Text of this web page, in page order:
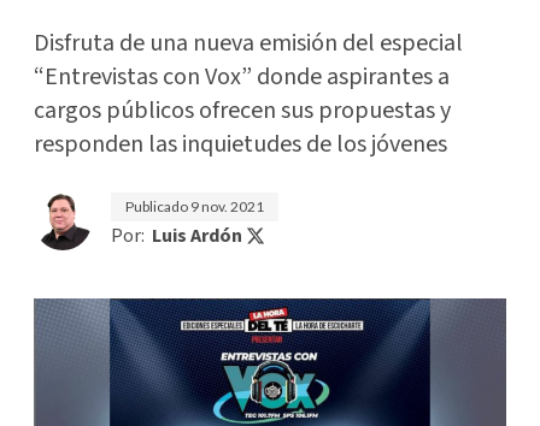
Disfruta de una nueva emisión del especial
“Entrevistas con Vox” donde aspirantes a
cargos públicos ofrecen sus propuestas y
responden las inquietudes de los jóvenes
Publicado 9 nov. 2021
Por: Luis Ardón